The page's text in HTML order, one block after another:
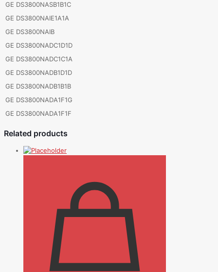
GE DS3800NASB1B1C
GE DS3800NAIE1A1A
GE DS3800NAIB
GE DS3800NADC1D1D
GE DS3800NADC1C1A
GE DS3800NADB1D1D
GE DS3800NADB1B1B
GE DS3800NADA1F1G
GE DS3800NADA1F1F
Related products